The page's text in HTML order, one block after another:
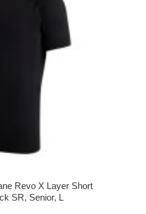
Revo X Layer Short
SR, Senior, L